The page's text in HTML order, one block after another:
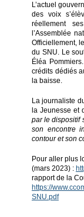
L’actuel
des voix
réellement
l’Assemblée
Officiellement,
du SNU. Le
Éléa
crédits dédiés
la baisse.
La journaliste
la Jeunesse et
par le dispositif
son encontre
contour et son
Pour aller plus
(mars 2023) :
rapport de la
https://
SNU.pdf